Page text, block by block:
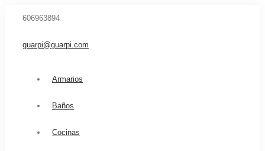
606963894
guarpi@guarpi.com
Armarios
Baños
Cocinas